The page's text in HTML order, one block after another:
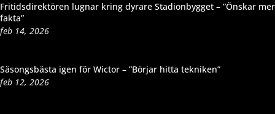
Fritidsdirektören lugnar kring dyrare Stadionbygget – ”Önskar mer
fakta”
feb 14, 2026
Säsongsbästa igen för Wictor – ”Börjar hitta tekniken”
feb 12, 2026